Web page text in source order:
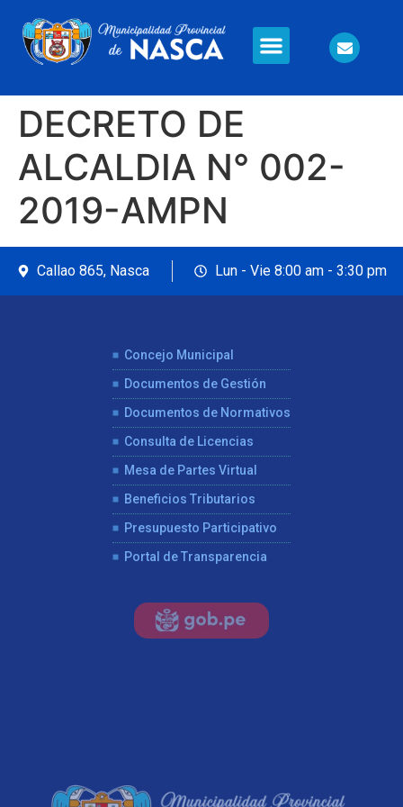
DECRETO DE
ALCALDIA N° 002-
2019-AMPN
Callao 865, Nasca Lun - Vie 8:00 am - 3:30 pm
Concejo Municipal
Documentos de Gestión
Documentos de Normativos
Consulta de Licencias
Mesa de Partes Virtual
Beneficios Tributarios
Presupuesto Participativo
Portal de Transparencia